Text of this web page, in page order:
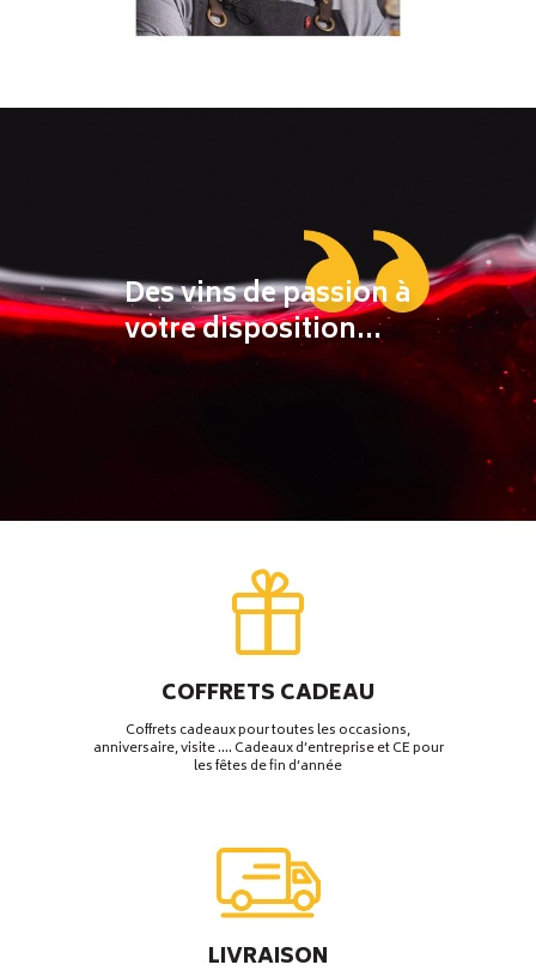
Des vins de passion à
votre disposition...
COFFRETS CADEAU
Coffrets cadeaux pour toutes les occasions,
anniversaire, visite …. Cadeaux d’entreprise et CE pour
les fêtes de fin d’année
LIVRAISON